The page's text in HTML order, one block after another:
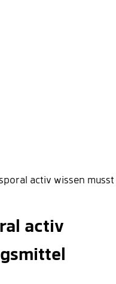
activ wissen musst
activ